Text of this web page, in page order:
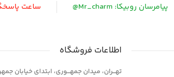
پیامرسان روبیکا: Mr_charm@ ساعت
اطلاعات فروشگاه
تهـــران، میدان جمهـــوری، ابتدای خیابان